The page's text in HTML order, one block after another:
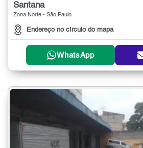
Santana
Zona Norte - São Paulo
Endereço no círculo do mapa
WhatsApp